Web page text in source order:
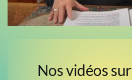
Nos vidéos